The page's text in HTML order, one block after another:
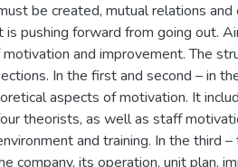
be created, mutual relations and
pushing forward from going out.
and improvement. The
In the first and second – in
aspects of motivation. It
theorists, as well as staff
and training. In the third
company, its operation, unit plan,